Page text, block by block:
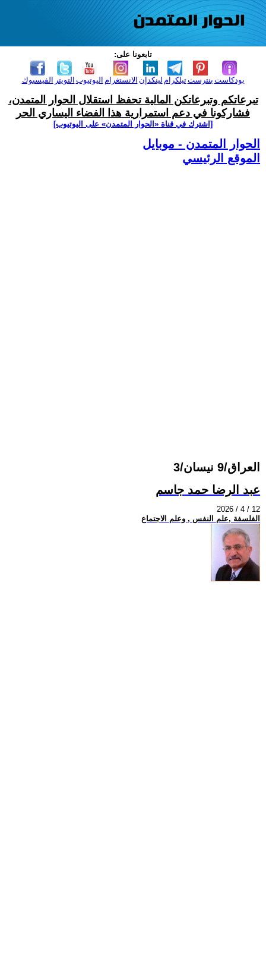
تابعونا على:
الفيسبوك التويتر اليوتيوب الانستغرام لينكدإن تيلكرامبنترست بودكاست
تبرعاتكم وتبرعاتكن المالية تحفظ استقلال الحوار المتمدن،
فشاركونا في دعم استمرارية هذا الفضاء اليساري الحر
[اشترك في قناة ‫«الحوار المتمدن» على اليوتيوب]
الحوار المتمدن - موبايل
الموقع الرئيسي
العراق/9 نيسان/3
عبد الرضا حمد جاسم
2026 / 4 / 12
الفلسفة ,علم النفس , وعلم الاجتماع